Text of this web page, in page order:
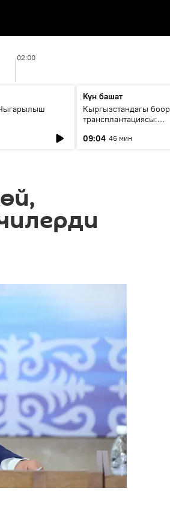
02:00
Күн башат
Кыргызстандагы боор
трансплантациясы:
келечеги
09:04 46 мин